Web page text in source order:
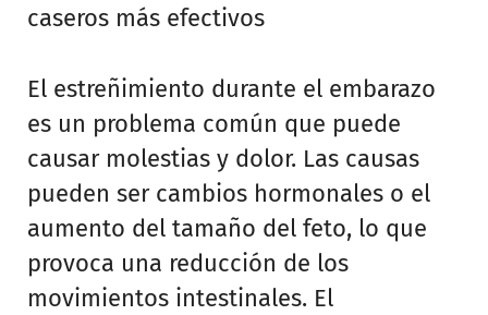
caseros más efectivos
El estreñimiento durante el embarazo
es un problema común que puede
causar molestias y dolor. Las causas
pueden ser cambios hormonales o el
aumento del tamaño del feto, lo que
provoca una reducción de los
movimientos intestinales. El